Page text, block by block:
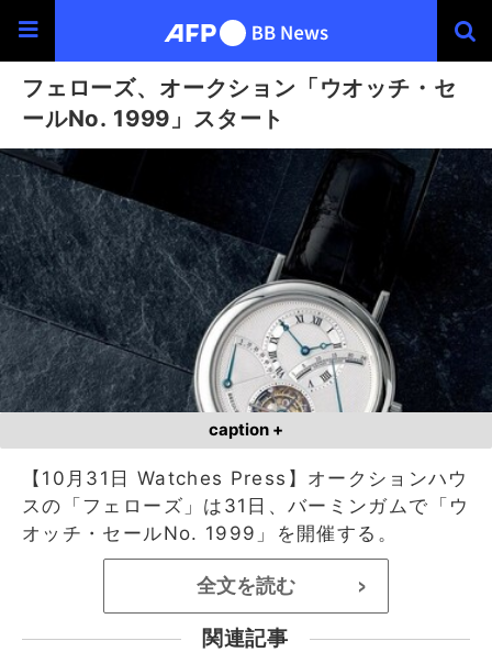
フェローズ、オークション「ウオッチ・セ
ールNo. 1999」スタート
caption +
【10月31日 Watches Press】オークションハウ
スの「フェローズ」は31日、バーミンガムで「ウ
オッチ・セールNo. 1999」を開催する。
全文を読む >
関連記事